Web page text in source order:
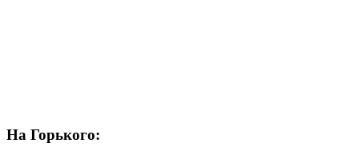
На Горького: